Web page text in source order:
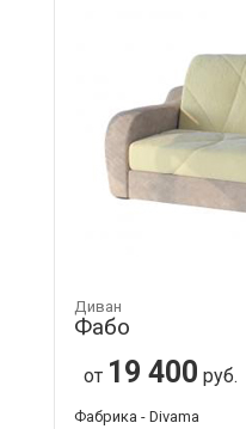
Диван
Фабо
от 19 400 руб.
Фабрика - Divama